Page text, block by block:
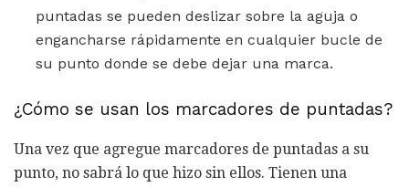
puntadas se pueden deslizar sobre la aguja o
engancharse rápidamente en cualquier bucle de
su punto donde se debe dejar una marca.
¿Cómo se usan los marcadores de puntadas?
Una vez que agregue marcadores de puntadas a su
punto, no sabrá lo que hizo sin ellos. Tienen una